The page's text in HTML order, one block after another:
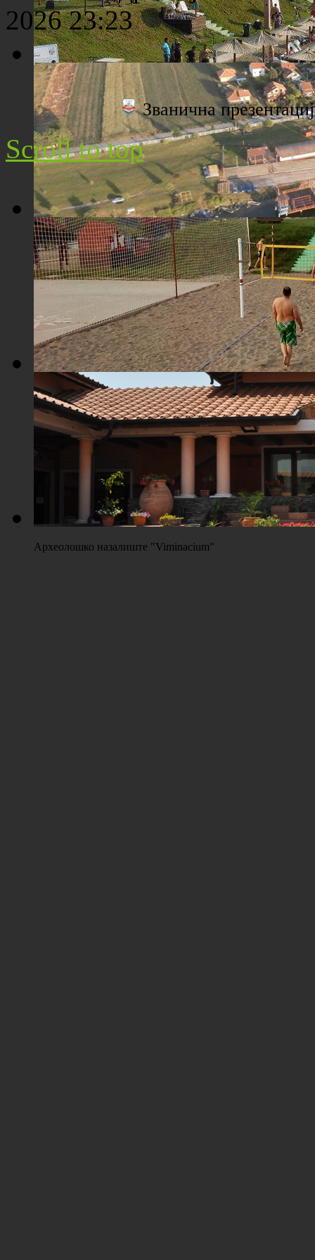
Плажа "Топољар" - Поглед са торња
Плажа "Топољар" - Поглед из ваздуха
Плажа "Топољар" - Терени на песку
Археолошко назалиште "Viminacium"
2026 23:23
Званична
Scroll to top